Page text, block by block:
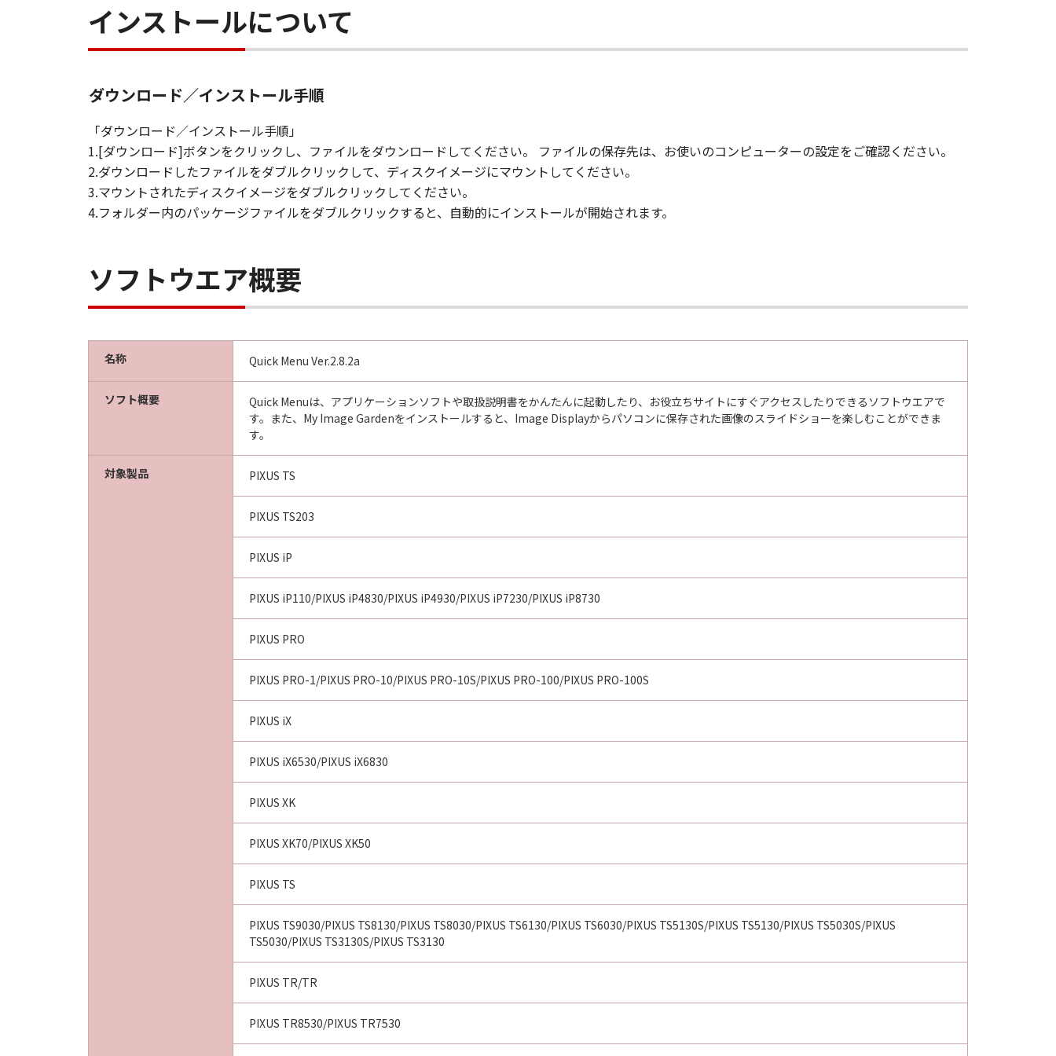
インストールについて
ダウンロード／インストール手順
「ダウンロード／インストール手順」
1.[ダウンロード]ボタンをクリックし、ファイルをダウンロードしてください。 ファイルの保存先は、お使いのコンピューターの設定をご確認ください。
2.ダウンロードしたファイルをダブルクリックして、ディスクイメージにマウントしてください。
3.マウントされたディスクイメージをダブルクリックしてください。
4.フォルダー内のパッケージファイルをダブルクリックすると、自動的にインストールが開始されます。
ソフトウエア概要
名称 Quick Menu Ver.2.8.2a
ソフト概要
Quick Menuは、アプリケーションソフトや取扱説明書をかんたんに起動したり、お役立ちサイトにすぐアクセスしたりできるソフトウエアで
す。また、My Image Gardenをインストールすると、Image Displayからパソコンに保存された画像のスライドショーを楽しむことができま
す。
対象製品 PIXUS TS
PIXUS TS203
PIXUS iP
PIXUS iP110/PIXUS iP4830/PIXUS iP4930/PIXUS iP7230/PIXUS iP8730
PIXUS PRO
PIXUS PRO-1/PIXUS PRO-10/PIXUS PRO-10S/PIXUS PRO-100/PIXUS PRO-100S
PIXUS iX
PIXUS iX6530/PIXUS iX6830
PIXUS XK
PIXUS XK70/PIXUS XK50
PIXUS TS
PIXUS TS9030/PIXUS TS8130/PIXUS TS8030/PIXUS TS6130/PIXUS TS6030/PIXUS TS5130S/PIXUS TS5130/PIXUS TS5030S/PIXUS
TS5030/PIXUS TS3130S/PIXUS TS3130
PIXUS TR/TR
PIXUS TR8530/PIXUS TR7530